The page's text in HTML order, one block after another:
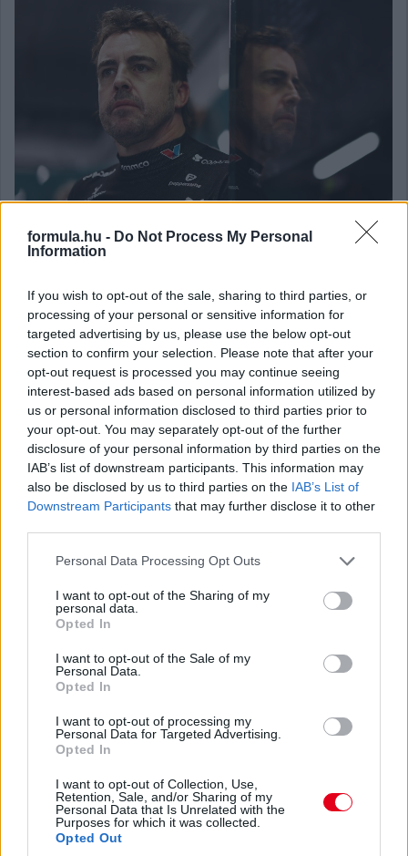
formula.hu - Do Not Process My Personal
Information
If you wish to opt-out of the sale, sharing to third parties, or
processing of your personal or sensitive information for
targeted advertising by us, please use the below opt-out
section to confirm your selection. Please note that after your
opt-out request is processed you may continue seeing
interest-based ads based on personal information utilized by
us or personal information disclosed to third parties prior to
your opt-out. You may separately opt-out of the further
disclosure of your personal information by third parties on the
IAB’s list of downstream participants. This information may
also be disclosed by us to third parties on the IAB’s List of
Downstream Participants that may further disclose it to other
Please note that this website/app uses one or more Google
not limited to your visit or usage behaviour. You may click to
grant or deny consent to Google and its third-party tags to
use your data for below specified purposes in below Google
consent section.
Personal Data Processing Opt Outs
I want to opt-out of the Sharing of my
personal data.
Opted In
I want to opt-out of the Sale of my
Personal Data.
Opted In
I want to opt-out of processing my
Personal Data for Targeted Advertising.
Opted In
I want to opt-out of Collection, Use,
Retention, Sale, and/or Sharing of my
Personal Data that Is Unrelated with the
Purposes for which it was collected.
Opted Out
Balogh Tamás
3 napja
Lassuló fejlesztési ütemre számít a Red Bull
Mivel egy új F1-es szabályrendszer első idényéről van szó,
várható volt, hogy kiélezett lesz a fejlesztési háború a csapatok
között. A szezon első felében láthattunk is több nagy fejlesztési
csomagot az istállók többségénél, ezek pedig rendszerint
valóban előrelépést is jelentettek (talán a Haas és a Williams
jelentik a kivételt). A Red Bullnál is működött például a
Miamiban és a Spielbergben bevetett csomag, ám Laurent
költségeket meg kell osztani a 2027-es autó munkálatai között
„Nem tudom, a többiekkel mi a helyzet, de az biztos, hogy egy
ponton döntést kell hoznunk, hogyan egyensúlyozunk az idei és
történni, mint tavaly. Szóval főleg a szabályzat fényében
dönteni fogunk” – idézi Mekiest a Crash.net. „Ami minket illet,
rengeteg fejlesztést hoztunk mostanáig, hogy próbáljuk
korrigálni azt a hatalmas hátrányt, amivel eleinte rendelkeztünk.
Valószínűleg nehéz elképzelni, hogy ebben a ritmusban fogjuk
folytatni, mindenesetre meglátjuk, mi a legjobb módja annak,